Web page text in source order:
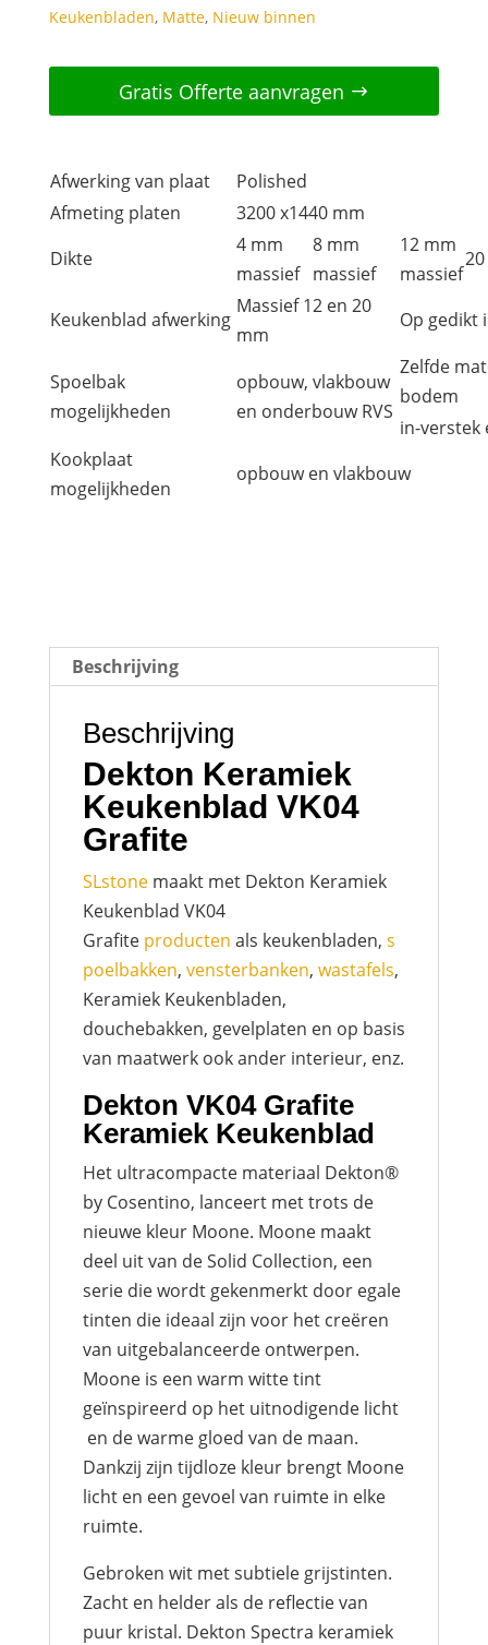
Keukenbladen, Matte, Nieuw binnen
Gratis Offerte aanvragen
Afwerking van plaat
Polished
Afmeting platen
3200 x1440 mm
Dikte
4 mm
massief
8 mm
massief
12 mm
massief
Keukenblad afwerking
Massief 12 en 20
mm
Op gedikt
Spoelbak
mogelijkheden
opbouw, vlakbouw
en onderbouw RVS
Zelfde
bodem
in-verstek
Kookplaat
mogelijkheden
opbouw en vlakbouw
Beschrijving
Beschrijving
Dekton Keramiek
Keukenblad VK04
Grafite
SLstonemaakt met Dekton Keramiek
Keukenblad VK04
Grafiteproducten als keukenbladen, s
poelbakken, vensterbanken, wastafels,
Keramiek Keukenbladen,
douchebakken, gevelplaten en op basis
van maatwerk ook ander interieur, enz.
Dekton VK04 Grafite
Keramiek Keukenblad
Het ultracompacte materiaal Dekton®
by Cosentino, lanceert met trots de
nieuwe kleur Moone. Moone maakt
deel uit van de Solid Collection, een
serie die wordt gekenmerkt door egale
tinten die ideaal zijn voor het creëren
van uitgebalanceerde ontwerpen.
Moone is een warm witte tint
geïnspireerd op het uitnodigende licht
en de warme gloed van de maan.
Dankzij zijn tijdloze kleur brengt Moone
licht en een gevoel van ruimte in elke
ruimte.
Gebroken wit met subtiele grijstinten.
Zacht en helder als de reflectie van
puur kristal. Dekton Spectra keramiek